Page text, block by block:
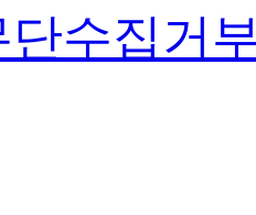
단수집거